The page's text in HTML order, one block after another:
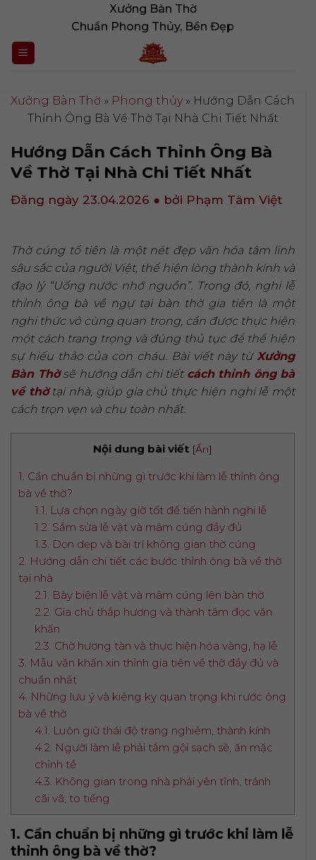
nội
dung
Xưởng Bàn Thờ
Chuẩn Phong Thủy, Bền Đẹp
Xưởng Bàn Thờ » Phong thủy » Hướng Dẫn Cách
Thỉnh Ông Bà Về Thờ Tại Nhà Chi Tiết Nhất
Hướng Dẫn Cách Thỉnh Ông Bà
Về Thờ Tại Nhà Chi Tiết Nhất
Đăng ngày 23.04.2026 ● bởi Phạm Tâm Việt
Thờ cúng tổ tiên là một nét đẹp văn hóa tâm linh
sâu sắc của người Việt, thể hiện lòng thành kính và
đạo lý “Uống nước nhớ nguồn”. Trong đó, nghi lễ
thỉnh ông bà về ngự tại bàn thờ gia tiên là một
nghi thức vô cùng quan trọng, cần được thực hiện
một cách trang trọng và đúng thủ tục để thể hiện
sự hiếu thảo của con cháu. Bài viết này từ Xưởng
Bàn Thờsẽ hướng dẫn chi tiết cách thỉnh ông bà
về thờtại nhà, giúp gia chủ thực hiện nghi lễ một
cách trọn vẹn và chu toàn nhất.
Nội dung bài viết [Ẩn]
1. Cần chuẩn bị những gì trước khi làm lễ thỉnh ông
bà về thờ?
1.1. Lựa chọn ngày giờ tốt để tiến hành nghi lễ
1.2. Sắm sửa lễ vật và mâm cúng đầy đủ
1.3. Dọn dẹp và bài trí không gian thờ cúng
2. Hướng dẫn chi tiết các bước thỉnh ông bà về thờ
tại nhà
2.1. Bày biện lễ vật và mâm cúng lên bàn thờ
2.2. Gia chủ thắp hương và thành tâm đọc văn
khấn
2.3. Chờ hương tàn và thực hiện hóa vàng, hạ lễ
3. Mẫu văn khấn xin thỉnh gia tiên về thờ đầy đủ và
chuẩn nhất
4. Những lưu ý và kiêng kỵ quan trọng khi rước ông
bà về thờ
4.1. Luôn giữ thái độ trang nghiêm, thành kính
4.2. Người làm lễ phải tắm gội sạch sẽ, ăn mặc
chỉnh tề
4.3. Không gian trong nhà phải yên tĩnh, tránh
cãi vã, to tiếng
1. Cần chuẩn bị những gì trước khi làm lễ
thỉnh ông bà về thờ?